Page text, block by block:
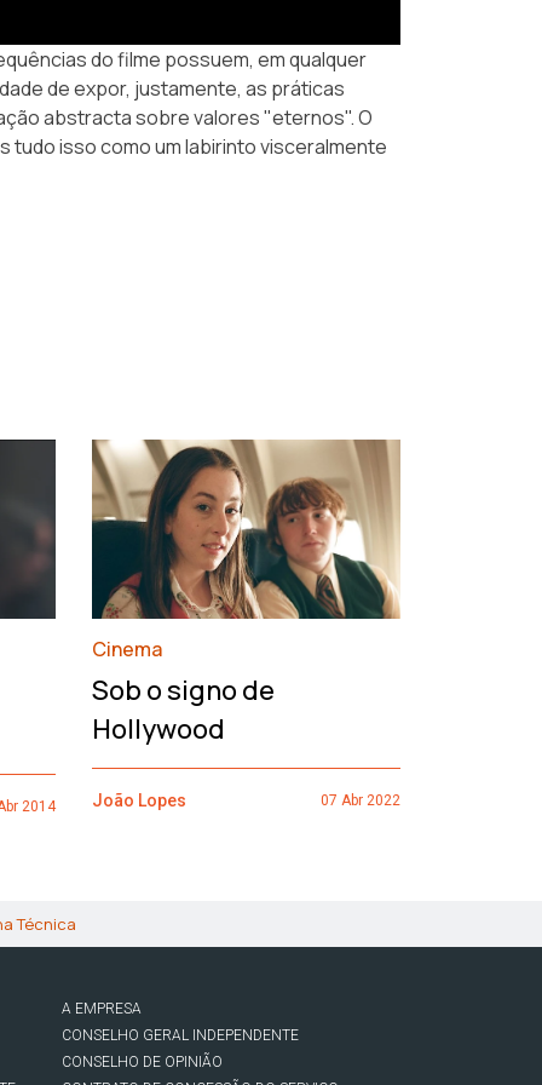
do filme possuem, em qualquer
de expor, justamente, as práticas
abstracta sobre valores "eternos". O
isso como um labirinto visceralmente
2014
Cinema
Sob o signo de
Hollywood
João Lopes 07 Abr 2022
Técnica
A EMPRESA
CONSELHO GERAL INDEPENDENTE
CONSELHO DE OPINIÃO